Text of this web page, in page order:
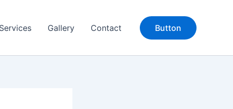
Services Gallery Contact Button